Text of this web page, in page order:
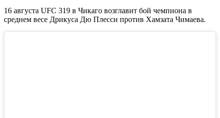
16 августа UFC 319 в Чикаго возглавит бой чемпиона в
среднем весе Дрикуса Дю Плесси против Хамзата Чимаева.